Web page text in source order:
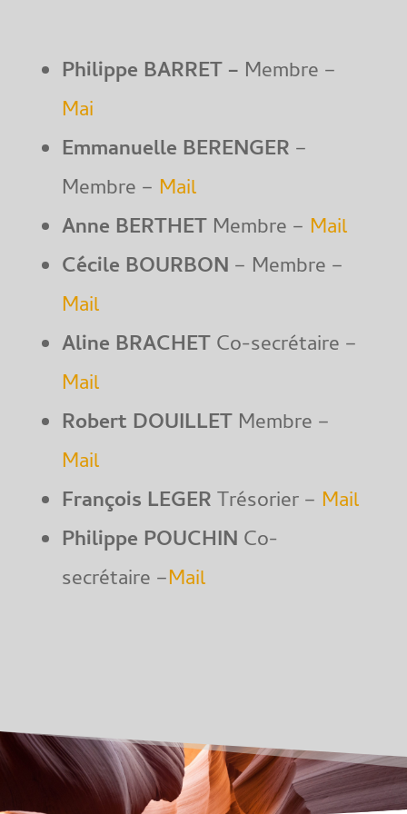
Philippe BARRET – Membre –
Mai
Emmanuelle BERENGER –
Membre – Mail
Anne BERTHETMembre – Mail
Cécile BOURBON – Membre –
Mail
Aline BRACHETCo-secrétaire –
Mail
Robert DOUILLETMembre –
Mail
François LEGERTrésorier – Mail
Philippe POUCHIN Co-
secrétaire –Mail